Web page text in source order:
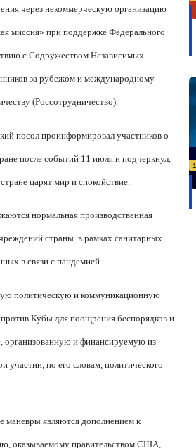
через некоммерческую организацию
миссия» при поддержке Федерального
с Содружеством Независимых
за рубежом и международному
(Россотрудничество).
посол проинформировал участников о
после событий 11 июля и подчеркнул,
царят мир и спокойствие.
нормальная производственная
страны в рамках санитарных
в связи с пандемией.
политическую и коммуникационную
Кубы для поощрения беспорядков и
организованную и финансируемую из
по его словам, политического
маневры являются дополнением к
оказываемому правительством США,